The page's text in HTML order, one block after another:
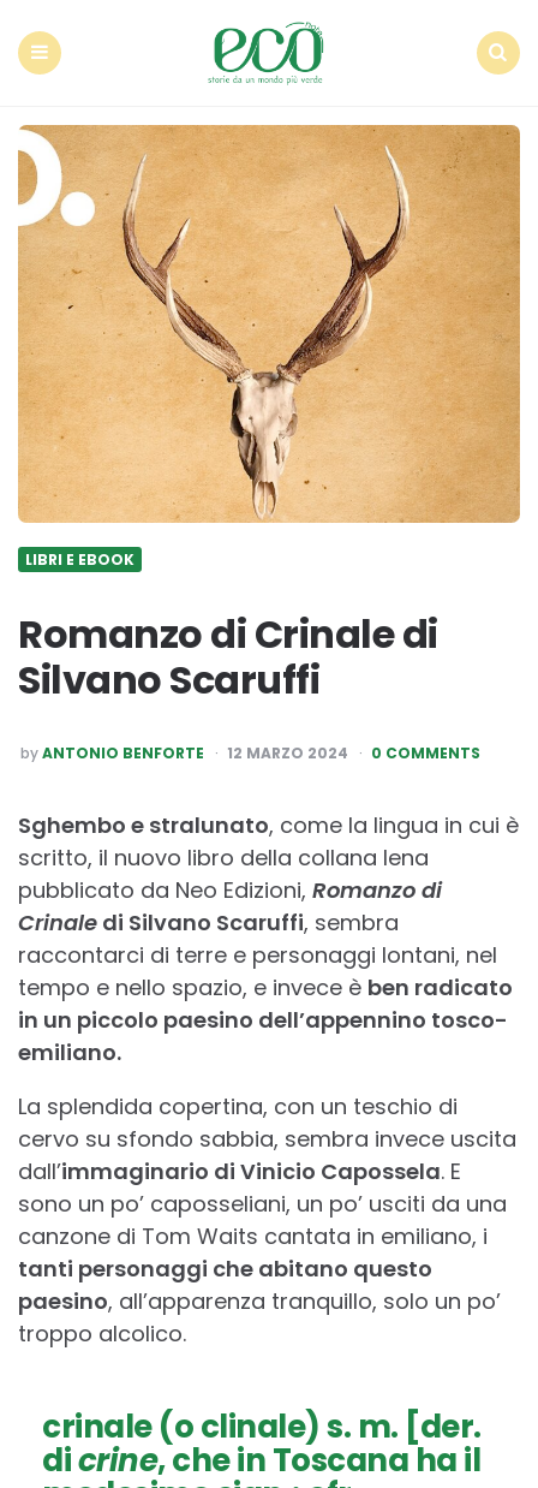
LIBRI E EBOOK
Romanzo di Crinale di
Silvano Scaruffi
POSTED
BY
byANTONIO BENFORTE 12 MARZO 2024 0 COMMENTS
Sghembo e stralunato, come la lingua in cui è
scritto, il nuovo libro della collana Iena
pubblicato da Neo Edizioni, Romanzo di
Crinale di Silvano Scaruffi, sembra
raccontarci di terre e personaggi lontani, nel
tempo e nello spazio, e invece è ben radicato
in un piccolo paesino dell’appennino tosco-
emiliano.
La splendida copertina, con un teschio di
cervo su sfondo sabbia, sembra invece uscita
dall’immaginario di Vinicio Capossela. E
sono un po’ caposseliani, un po’ usciti da una
canzone di Tom Waits cantata in emiliano, i
tanti personaggi che abitano questo
paesino, all’apparenza tranquillo, solo un po’
troppo alcolico.
crinale(oclinale) s. m. [der.
dicrine, che in Toscana ha il